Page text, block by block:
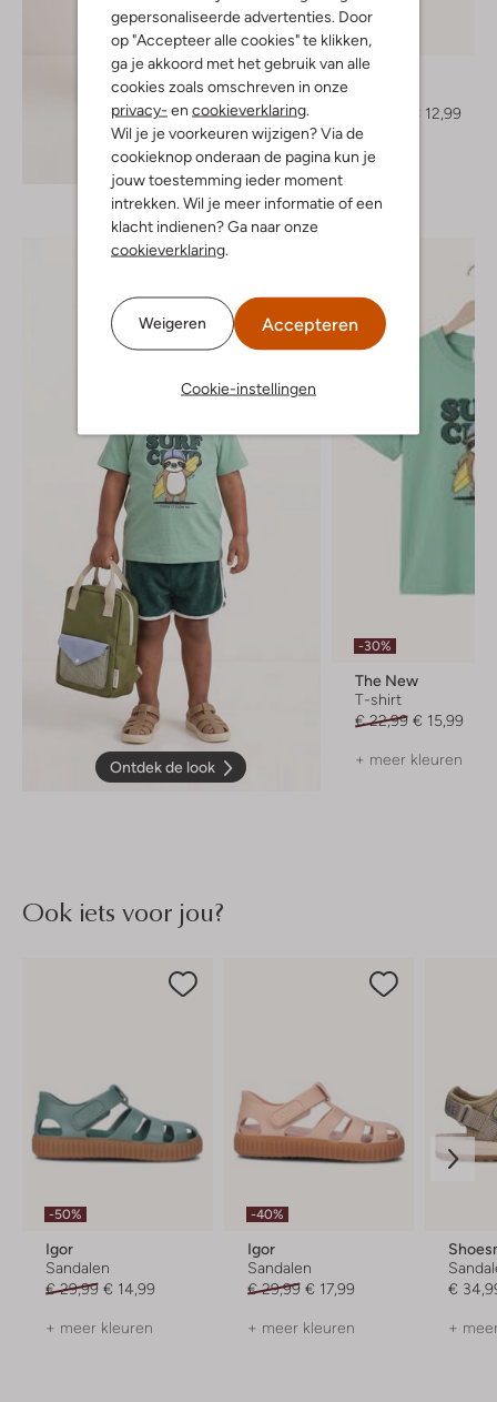
gepersonaliseerde advertenties. Door
op "Accepteer alle cookies" te klikken,
ga je akkoord met het gebruik van alle
cookies zoals omschreven in onze
privacy- en cookieverklaring
Wil je je voorkeuren wijzigen? Via de
cookieknop onderaan de pagina kun je
jouw toestemming ieder moment
intrekken. Wil je meer informatie of een
klacht indienen? Ga naar onze
cookieverklaring
Weigeren Accepteren
Cookie-instellingen
Ontdek de look
-40%
The New
€ 12,99
Ontdek de look
-30%
The New
T-shirt
€ 22,99 € 15,99
+ meer kleuren
Ook iets voor jou?
-50%
Igor
Sandalen
€ 29,99 € 14,99
+ meer kleuren
-40%
Igor
Sandalen
€ 29,99 € 17,99
+ meer kleuren
€
+